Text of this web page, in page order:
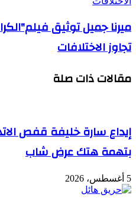
ميرنا جميل توثيق
تجاوز الاختلافات
مقالات ذات صلة
إيداع سارة خليفة قفص
بتهمة هتك عرض شاب
5 أغسطس، 2026